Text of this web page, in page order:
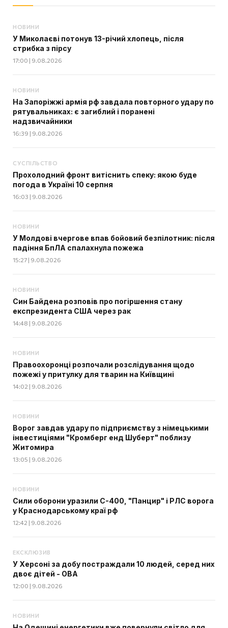
НОВИНИ
У Миколаєві потонув 13-річий хлопець, після
стрибка з пірсу
17:00 | 9.08.2026
НОВИНИ
На Запоріжжі армія рф завдала повторного удару по
рятувальниках: є загиблий і поранені
надзвичайники
16:39 | 9.08.2026
СУСПІЛЬСТВО
Прохолодний фронт витіснить спеку: якою буде
погода в Україні 10 серпня
16:03 | 9.08.2026
НОВИНИ
У Молдові вчергове впав бойовий безпілотник: після
падіння БпЛА спалахнула пожежа
15:27 | 9.08.2026
НОВИНИ
Син Байдена розповів про погіршення стану
експрезидента США через рак
14:48 | 9.08.2026
НОВИНИ
Правоохоронці розпочали розслідування щодо
пожежі у притулку для тварин на Київщині
14:02 | 9.08.2026
НОВИНИ
Ворог завдав удару по підприємству з німецькими
інвестиціями "Кромберг енд Шуберт" поблизу
Житомира
13:05 | 9.08.2026
НОВИНИ
Сили оборони уразили С-400, "Панцир" і РЛС ворога
у Краснодарському краї рф
12:42 | 9.08.2026
ЕКСКЛЮЗИВ
У Херсоні за добу постраждали 10 людей, серед них
двоє дітей - ОВА
12:00 | 9.08.2026
НОВИНИ